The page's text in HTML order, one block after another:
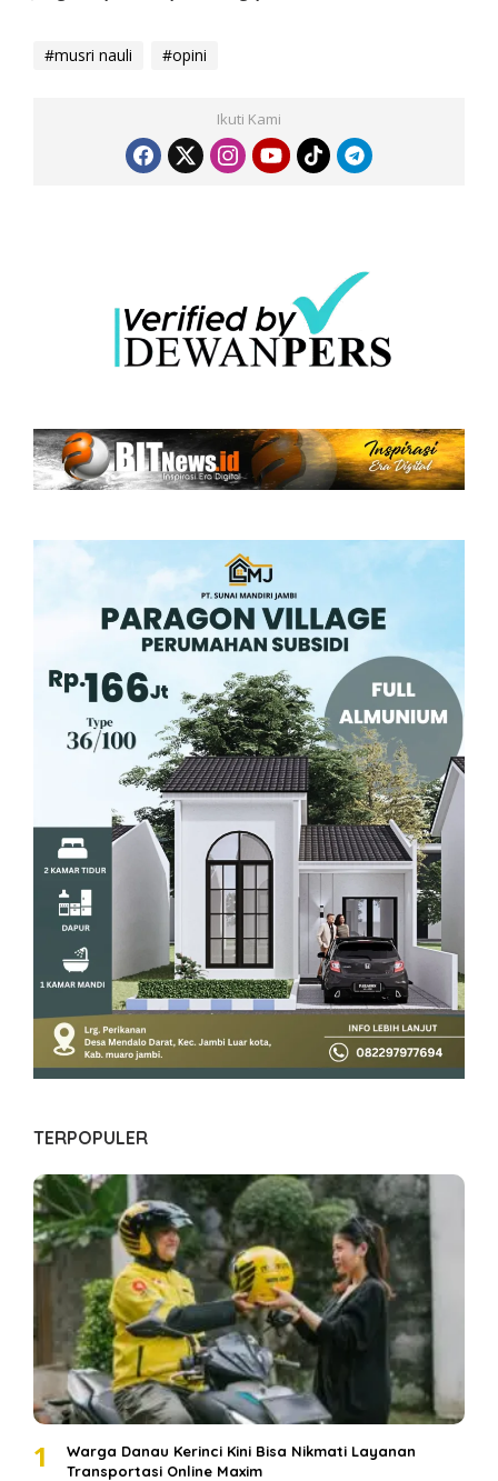
#musri nauli #opini
Ikuti Kami
TERPOPULER
1
Warga Danau Kerinci Kini Bisa Nikmati Layanan
Transportasi Online Maxim